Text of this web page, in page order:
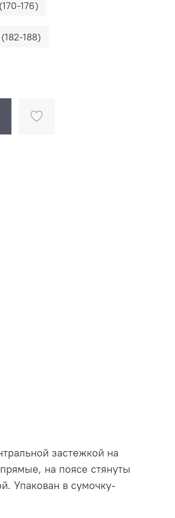
176)
188)
застежкой на
на поясе стянуты
Упакован в сумочку-